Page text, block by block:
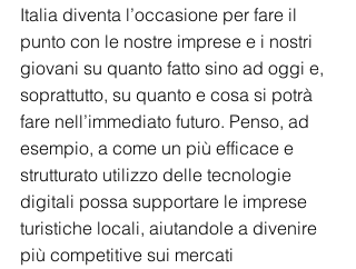
Italia diventa l’occasione per fare il
punto con le nostre imprese e i nostri
giovani su quanto fatto sino ad oggi e,
soprattutto, su quanto e cosa si potrà
fare nell’immediato futuro. Penso, ad
esempio, a come un più efficace e
strutturato utilizzo delle tecnologie
digitali possa supportare le imprese
turistiche locali, aiutandole a divenire
più competitive sui mercati